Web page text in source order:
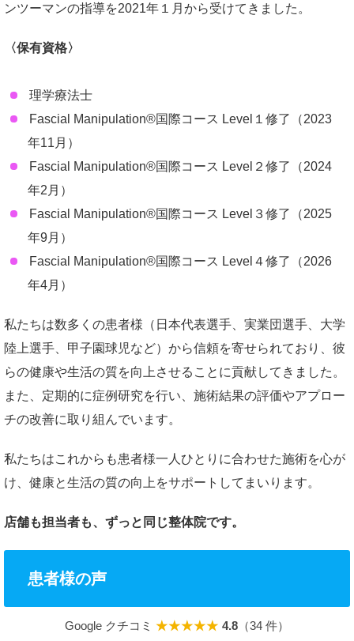
ンツーマンの指導を2021年１月から受けてきました。
〈保有資格〉
理学療法士
Fascial Manipulation®国際コース Level１修了（2023
年11月）
Fascial Manipulation®国際コース Level２修了（2024
年2月）
Fascial Manipulation®国際コース Level３修了（2025
年9月）
Fascial Manipulation®国際コース Level４修了（2026
年4月）
私たちは数多くの患者様（日本代表選手、実業団選手、大学
陸上選手、甲子園球児など）から信頼を寄せられており、彼
らの健康や生活の質を向上させることに貢献してきました。
また、定期的に症例研究を行い、施術結果の評価やアプロー
チの改善に取り組んでいます。
私たちはこれからも患者様一人ひとりに合わせた施術を心が
け、健康と生活の質の向上をサポートしてまいります。
店舗も担当者も、ずっと同じ整体院です。
患者様の声
Google クチコミ ★★★★★ 4.8 （34 件）